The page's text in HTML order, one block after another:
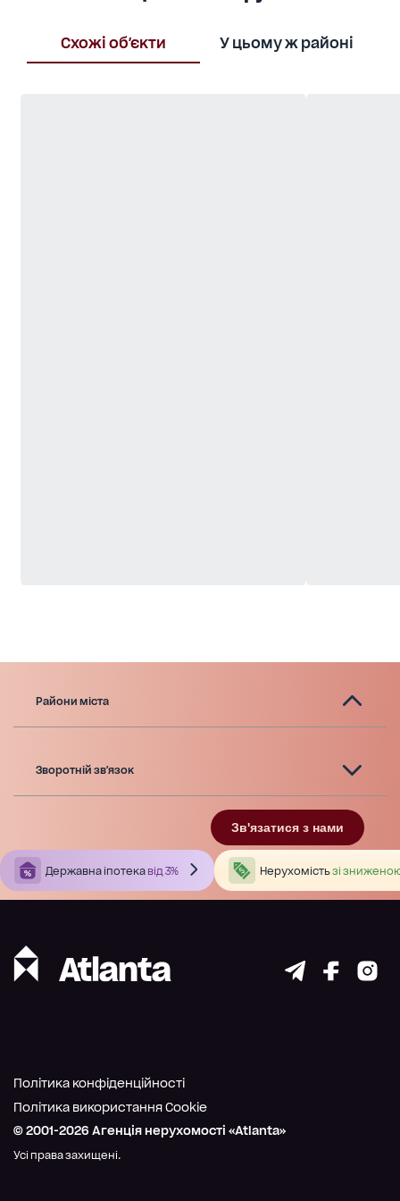
Схожі об'єкти У цьому ж районі
Райони міста
Зворотній зв'язок
Зв'язатися з нами
Державна іпотека від 3% Нерухомістьзі
© 2001-2026 Агенція нерухомості «Atlanta»
Усі права захищені.
Політика конфіденційності
Політика використання Cookie